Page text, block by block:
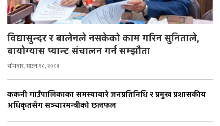
विद्यासुन्दर र बालेनले नसकेको काम गरिन सुनिताले,
बायोग्यास प्यान्ट संचालन गर्न सम्झौता
सोमबार, साउन १८, २०८३
ककनी गाउँपालिकाका समस्याबारे जनप्रतिनिधि र प्रमुख प्रशासकीय
अधिकृतसँग सञ्चारमन्त्रीको छलफल